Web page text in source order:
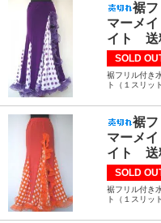
裾
マーメ
イト 送
SOLD
裾フリル付き
ト（１スリ
裾
マーメ
イト 送
SOLD
裾フリル付き
ト（１スリ